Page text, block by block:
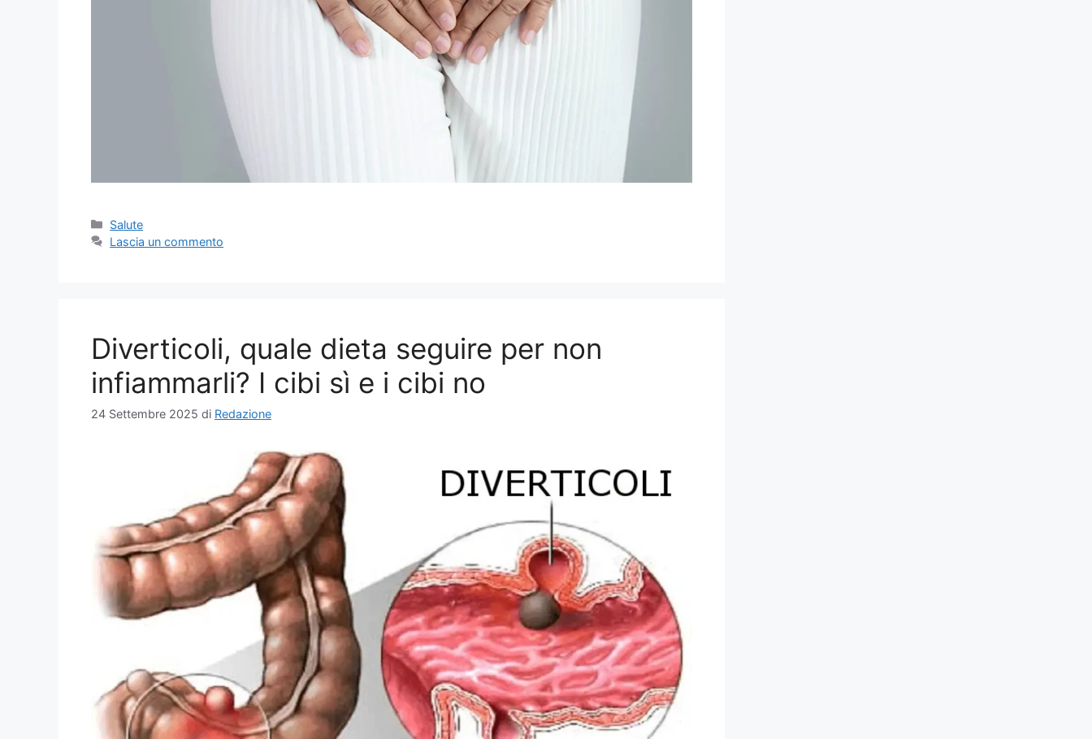
Categorie
Salute
Lascia un commento
Diverticoli, quale dieta seguire per non
infiammarli? I cibi sì e i cibi no
24 Settembre 2025 di Redazione